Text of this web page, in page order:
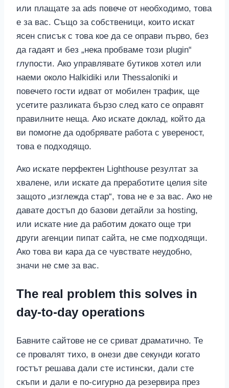
или плащате за ads повече от необходимо, това
е за вас. Също за собственици, които искат
ясен списък с това кое да се оправи първо, без
да гадаят и без „нека пробваме този plugin“
глупости. Ако управлявате бутиков хотел или
наеми около Halkidiki или Thessaloniki и
повечето гости идват от мобилен трафик, ще
усетите разликата бързо след като се оправят
правилните неща. Ако искате доклад, който да
ви помогне да одобрявате работа с увереност,
това е подходящо.
Ако искате перфектен Lighthouse резултат за
хвалене, или искате да преработите целия site
защото „изглежда стар“, това не е за вас. Ако не
давате достъп до базови детайли за hosting,
или искате ние да работим докато още три
други агенции пипат сайта, не сме подходящи.
Ако това ви кара да се чувствате неудобно,
значи не сме за вас.
The real problem this solves in
day-to-day operations
Бавните сайтове не се сриват драматично. Те
се провалят тихо, в онези две секунди когато
гостът решава дали сте истински, дали сте
скъпи и дали е по-сигурно да резервира през